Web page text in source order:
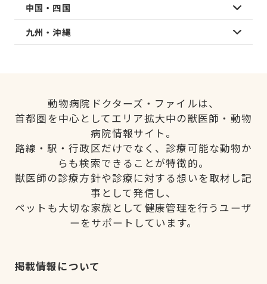
中国・四国
九州・沖縄
動物病院ドクターズ・ファイルは、
首都圏を中心としてエリア拡大中の獣医師・動物
病院情報サイト。
路線・駅・行政区だけでなく、診療可能な動物か
らも検索できることが特徴的。
獣医師の診療方針や診療に対する想いを取材し記
事として発信し、
ペットも大切な家族として健康管理を行うユーザ
ーをサポートしています。
掲載情報について